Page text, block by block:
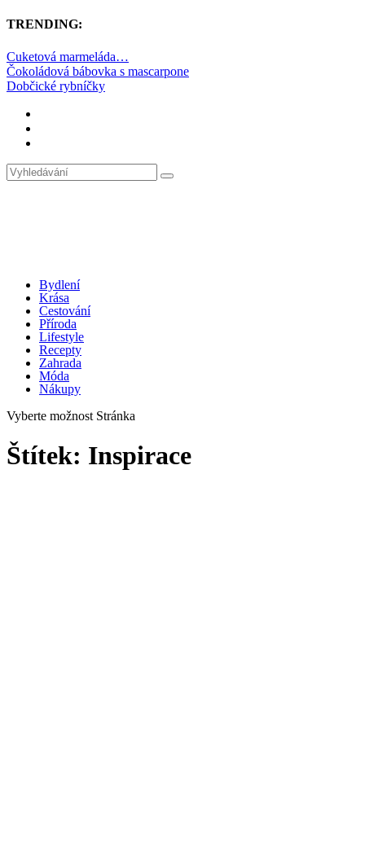
TRENDING:
Cuketová marmeláda…
Čokoládová bábovka s mascarpone
Dobčické rybníčky
Bydlení
Krása
Cestování
Příroda
Lifestyle
Recepty
Zahrada
Móda
Nákupy
Vyberte možnost Stránka
Štítek: Inspirace